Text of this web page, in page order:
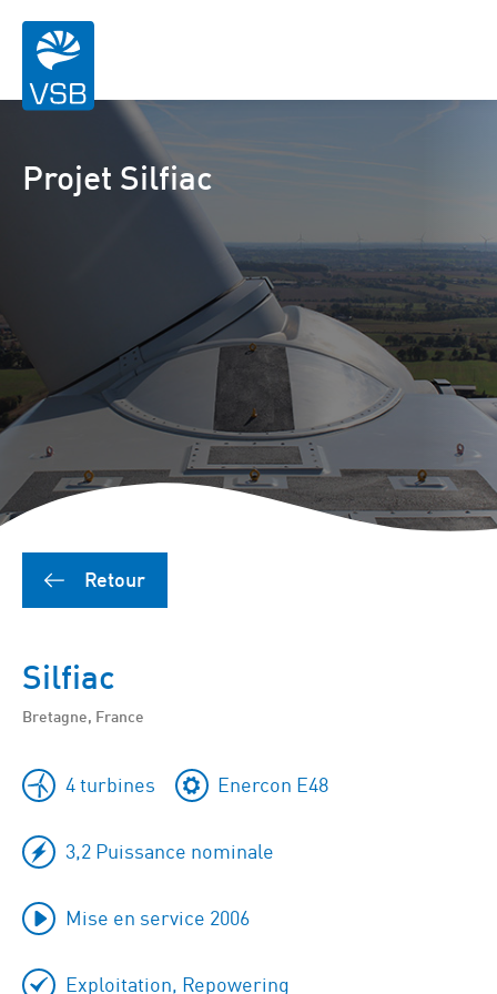
Projet Silfiac
Retour
Silfiac
Bretagne, France
4 turbines Enercon E48
3,2 Puissance nominale
Mise en service 2006
Exploitation, Repowering